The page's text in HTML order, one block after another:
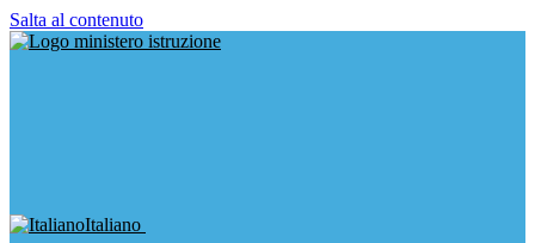
Salta al contenuto
Italiano